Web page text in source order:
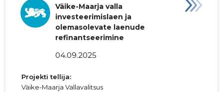
Väike-Maarja valla
investeerimislaen ja
olemasolevate laenude
refinantseerimine
04.09.2025
Projekti tellija:
Väike-Maarja Vallavalitsus